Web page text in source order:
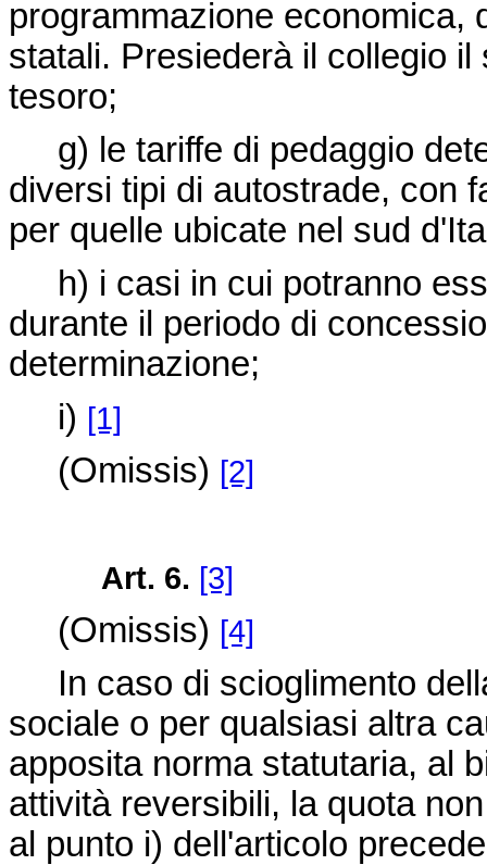
programmazione economica,
statali. Presiederà il collegio
tesoro;
g) le tariffe di pedaggio
diversi tipi di autostrade, con
per quelle ubicate nel sud
h) i casi in cui potranno
durante il periodo di
determinazione;
i) [1]
(Omissis) [2]
Art. 6. [3]
(Omissis) [4]
In caso di scioglimento
sociale o per qualsiasi altra
apposita norma statutaria, al
attività reversibili, la quota
al punto i) dell'articolo